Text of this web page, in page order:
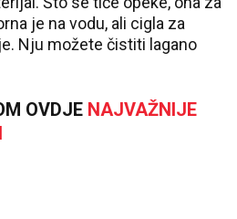
je na vodu, ali cigla za
Nju možete čistiti lagano
OVDJE NAJVAŽNIJE